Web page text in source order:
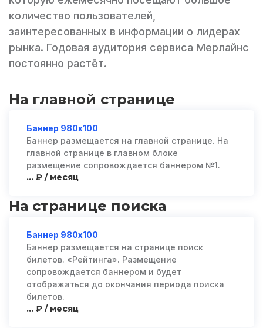
количество пользователей,
заинтересованных в информации о лидерах
рынка. Годовая аудитория сервиса Мерлайнс
постоянно растёт.
На главной странице
Баннер 980х100
Баннер размещается на главной странице. На
главной странице в главном блоке
размещение сопровождается баннером №1.
... ₽ / месяц
На странице поиска
Баннер 980х100
Баннер размещается на странице поиск
билетов. «Рейтинга». Размещение
сопровождается баннером и будет
отображаться до окончания периода поиска
билетов.
... ₽ / месяц